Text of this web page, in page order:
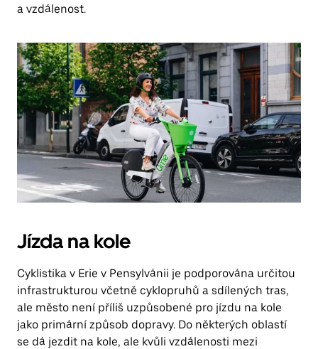
a vzdálenost.
Jízda na kole
Cyklistika v Erie v Pensylvánii je podporována určitou
infrastrukturou včetně cyklopruhů a sdílených tras,
ale město není příliš uzpůsobené pro jízdu na kole
jako primární způsob dopravy. Do některých oblastí
se dá jezdit na kole, ale kvůli vzdálenosti mezi